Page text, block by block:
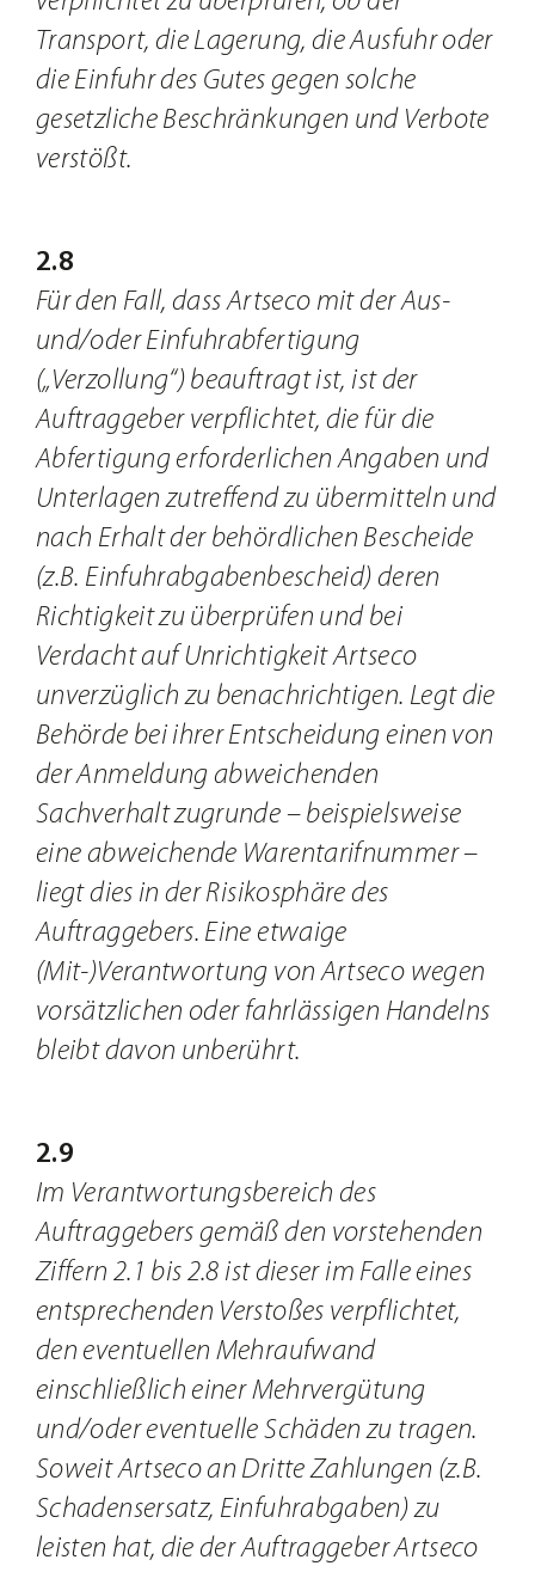
Transport, die Lagerung, die Ausfuhr oder
die Einfuhr des Gutes gegen solche
gesetzliche Beschränkungen und Verbote
verstößt.
2.8
Für den Fall, dass Artseco mit der Aus-
und/oder Einfuhrabfertigung
(„Verzollung“) beauftragt ist, ist der
Auftraggeber verpflichtet, die für die
Abfertigung erforderlichen Angaben und
Unterlagen zutreffend zu übermitteln und
nach Erhalt der behördlichen Bescheide
(z.B. Einfuhrabgabenbescheid) deren
Richtigkeit zu überprüfen und bei
Verdacht auf Unrichtigkeit Artseco
unverzüglich zu benachrichtigen. Legt die
Behörde bei ihrer Entscheidung einen von
der Anmeldung abweichenden
Sachverhalt zugrunde – beispielsweise
eine abweichende Warentarifnummer –
liegt dies in der Risikosphäre des
Auftraggebers. Eine etwaige
(Mit-)Verantwortung von Artseco wegen
vorsätzlichen oder fahrlässigen Handelns
bleibt davon unberührt.
2.9
Im Verantwortungsbereich des
Auftraggebers gemäß den vorstehenden
Ziffern 2.1 bis 2.8 ist dieser im Falle eines
entsprechenden Verstoßes verpflichtet,
den eventuellen Mehraufwand
einschließlich einer Mehrvergütung
und/oder eventuelle Schäden zu tragen.
Soweit Artseco an Dritte Zahlungen (z.B.
Schadensersatz, Einfuhrabgaben) zu
leisten hat, die der Auftraggeber Artseco